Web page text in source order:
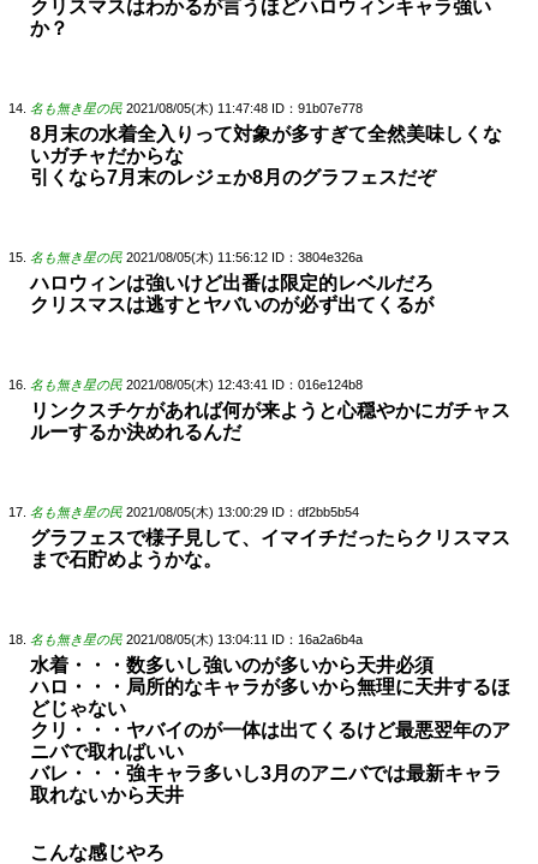
クリスマスはわかるが言うほどハロウィンキャラ強い
か？
名も無き星の民 2021/08/05(木) 11:47:48 ID：91b07e778
8月末の水着全入りって対象が多すぎて全然美味しくな
いガチャだからな
引くなら7月末のレジェか8月のグラフェスだぞ
名も無き星の民 2021/08/05(木) 11:56:12 ID：3804e326a
ハロウィンは強いけど出番は限定的レベルだろ
クリスマスは逃すとヤバいのが必ず出てくるが
名も無き星の民 2021/08/05(木) 12:43:41 ID：016e124b8
リンクスチケがあれば何が来ようと心穏やかにガチャス
ルーするか決めれるんだ
名も無き星の民 2021/08/05(木) 13:00:29 ID：df2bb5b54
グラフェスで様子見して、イマイチだったらクリスマス
まで石貯めようかな。
名も無き星の民 2021/08/05(木) 13:04:11 ID：16a2a6b4a
水着・・・数多いし強いのが多いから天井必須
ハロ・・・局所的なキャラが多いから無理に天井するほ
どじゃない
クリ・・・ヤバイのが一体は出てくるけど最悪翌年のア
ニバで取ればいい
バレ・・・強キャラ多いし3月のアニバでは最新キャラ
取れないから天井
こんな感じやろ